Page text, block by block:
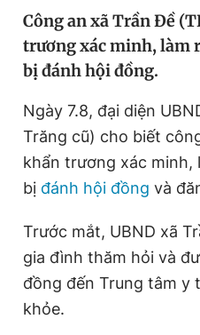
Tin thị trường
Sản phẩm khác
Tiện ích
Thông tin tòa soạn
Đăng xuất
Công an xã Trần Đề
trương xác minh, làm
bị đánh hội đồng.
Ngày 7.8, đại diện
Trăng cũ) cho biết
khẩn trương xác minh,
bị đánh hội đồng và
Trước mắt, UBND xã
gia đình thăm hỏi và
đồng đến Trung tâm y
khỏe.